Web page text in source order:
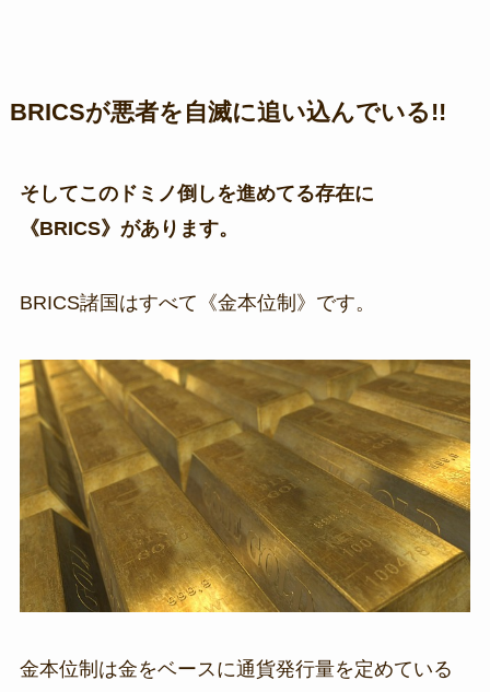
BRICSが悪者を自滅に追い込んでいる!!
そしてこのドミノ倒しを進めてる存在に
《BRICS》があります。
BRICS諸国はすべて《金本位制》です。
金本位制は金をベースに通貨発行量を定めている